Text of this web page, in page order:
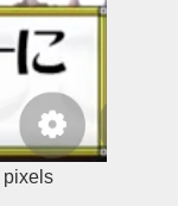
pixels